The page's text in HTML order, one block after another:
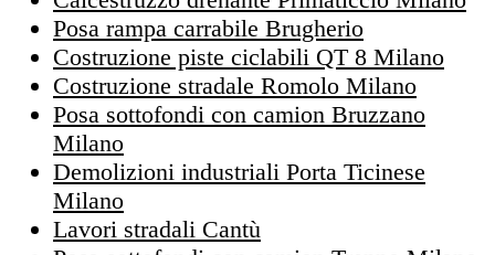
Posa rampa carrabile Brugherio
Costruzione piste ciclabili QT 8 Milano
Costruzione stradale Romolo Milano
Posa sottofondi con camion Bruzzano
Milano
Demolizioni industriali Porta Ticinese
Milano
Lavori stradali Cantù